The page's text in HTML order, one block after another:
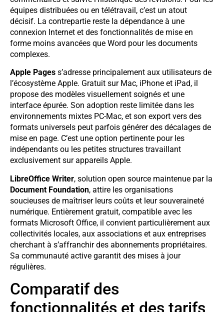
équipes distribuées ou en télétravail, c’est un atout
décisif. La contrepartie reste la dépendance à une
connexion Internet et des fonctionnalités de mise en
forme moins avancées que Word pour les documents
complexes.
Apple Pages s’adresse principalement aux utilisateurs de
l’écosystème Apple. Gratuit sur Mac, iPhone et iPad, il
propose des modèles visuellement soignés et une
interface épurée. Son adoption reste limitée dans les
environnements mixtes PC-Mac, et son export vers des
formats universels peut parfois générer des décalages de
mise en page. C’est une option pertinente pour les
indépendants ou les petites structures travaillant
exclusivement sur appareils Apple.
LibreOffice Writer, solution open source maintenue par la
Document Foundation, attire les organisations
soucieuses de maîtriser leurs coûts et leur souveraineté
numérique. Entièrement gratuit, compatible avec les
formats Microsoft Office, il convient particulièrement aux
collectivités locales, aux associations et aux entreprises
cherchant à s’affranchir des abonnements propriétaires.
Sa communauté active garantit des mises à jour
régulières.
Comparatif des
fonctionnalités et des tarifs